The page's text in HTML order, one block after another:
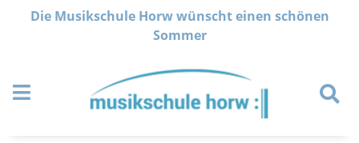
Navigation überspringen
Die Musikschule Horw wünscht einen schönen
Sommer